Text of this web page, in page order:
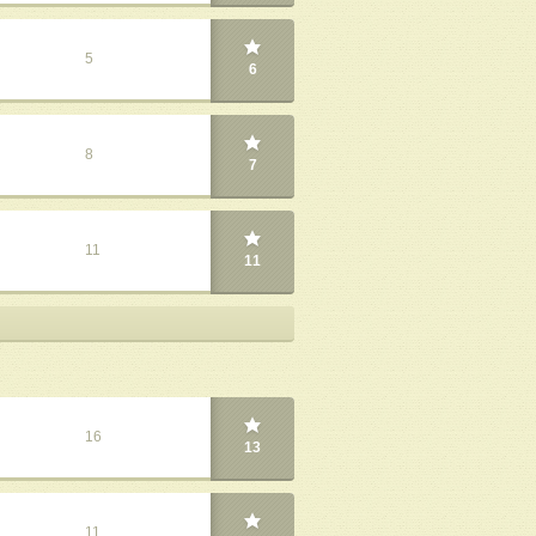
5
6
8
7
11
11
16
13